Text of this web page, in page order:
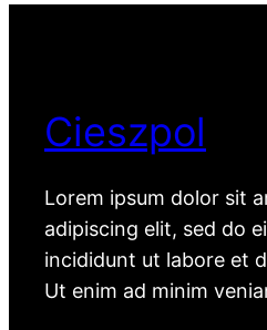
Cieszpol
Lorem ipsum dolor sit
adipiscing elit, sed do
incididunt ut labore et
Ut enim ad minim